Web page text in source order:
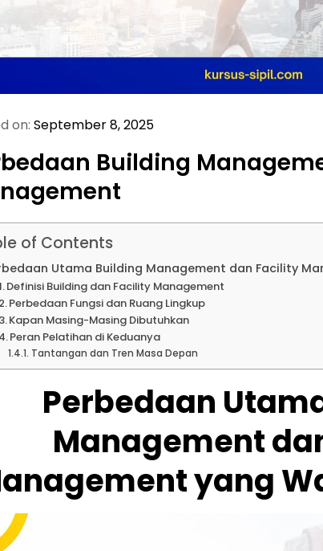
on: September 8, 2025
Building
of Contents
Utama Building Management dan Facility
Definisi Building dan Facility Management
Perbedaan Fungsi dan Ruang Lingkup
Kapan Masing-Masing Dibutuhkan
Peran Pelatihan di Keduanya
Tantangan dan Tren Masa Depan
Perbedaan
Management
yang